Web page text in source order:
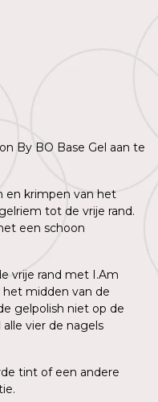
By BO Base Gel aan te
en krimpen van het
tot de vrije rand.
een schoon
vrije rand met I.Am
midden van de
gelpolish niet op de
vier de nagels
tint of een andere